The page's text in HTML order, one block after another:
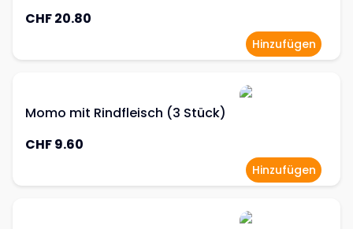
CHF 20.80
Hinzufügen
Momo mit Rindfleisch (3 Stück)
CHF 9.60
Hinzufügen